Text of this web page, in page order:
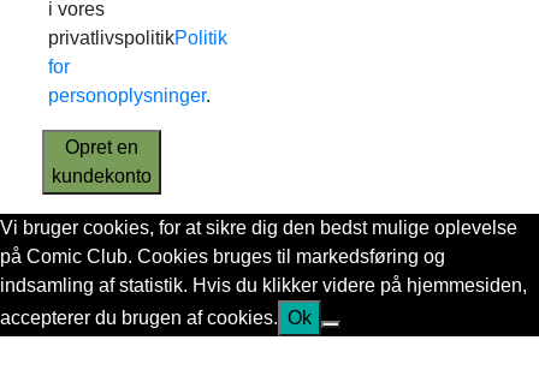
i vores
privatlivspolitikPolitik
for
personoplysninger.
Opret en
kundekonto
Vi bruger cookies, for at sikre dig den bedst mulige oplevelse
på Comic Club. Cookies bruges til markedsføring og
indsamling af statistik. Hvis du klikker videre på hjemmesiden,
accepterer du brugen af cookies. Ok